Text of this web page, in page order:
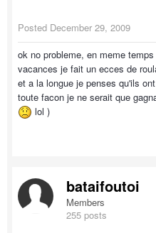
Posted December 29, 2009
ok no probleme, en meme
vacances je fait un ecces de
et a la longue je penses qu'ils
toute facon je ne serait que
lol )
bataifoutoi
Members
255 posts